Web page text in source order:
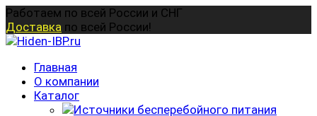
Перейти
к
содержанию
Работаем по всей России и СНГ
Доставка по всей России!
Главная
О компании
Каталог